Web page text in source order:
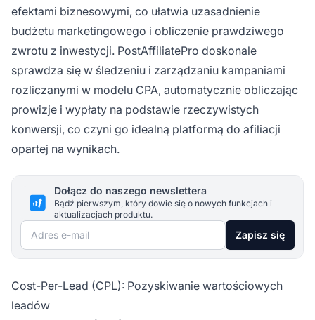
efektami biznesowymi, co ułatwia uzasadnienie
budżetu marketingowego i obliczenie prawdziwego
zwrotu z inwestycji. PostAffiliatePro doskonale
sprawdza się w śledzeniu i zarządzaniu kampaniami
rozliczanymi w modelu CPA, automatycznie obliczając
prowizje i wypłaty na podstawie rzeczywistych
konwersji, co czyni go idealną platformą do afiliacji
opartej na wynikach.
Dołącz do naszego newslettera
Bądź pierwszym, który dowie się o nowych funkcjach i
aktualizacjach produktu.
Adres e-mail Zapisz się
Cost-Per-Lead (CPL): Pozyskiwanie wartościowych
leadów